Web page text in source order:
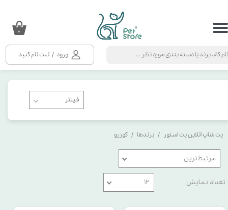
ورود / ثبت نام کنید
حساب کاربری من
سفارشات
۰
پت شاپ آنلاین پت استور برندها کوزرو
مرتبط‌ترین
تعداد نمایش ۱۲